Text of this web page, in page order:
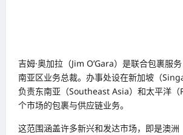
吉姆·奥加拉（Jim O’Gara）是联合包裹服
南亚区业务总裁。办事处设在新加坡（
负责东南亚（Southeast Asia）和太平洋
个市场的包裹与供应链业务。
这范围涵盖许多新兴和发达市场，即是澳